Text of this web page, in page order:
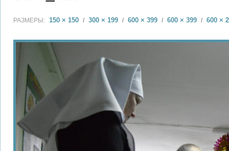
РАЗМЕРЫ: 150 × 150 / 300 × 199 / 600 × 399 / 600 × 399 / 600 ×